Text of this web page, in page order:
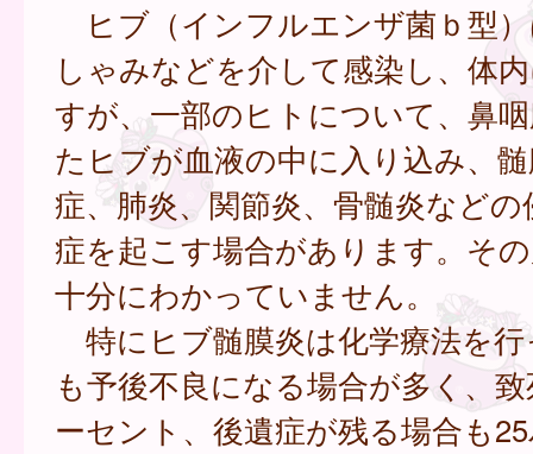
ヒブ（インフルエンザ菌ｂ型
しゃみなどを介して感染し、体
すが、一部のヒトについて、鼻
たヒブが血液の中に入り込み、
症、肺炎、関節炎、骨髄炎などの
症を起こす場合があります。そ
十分にわかっていません。
特にヒブ髄膜炎は化学療法を
も予後不良になる場合が多く、
ーセント、後遺症が残る場合も